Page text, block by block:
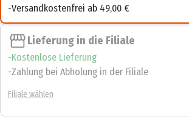
Versandkostenfrei ab 49,00 €
Lieferung in die Filiale
Kostenlose Lieferung
Zahlung bei Abholung in der Filiale
Filiale wählen